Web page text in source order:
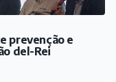
Antônio Carlos